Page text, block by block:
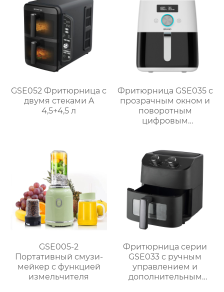
GSE052 Фритюрница с
двумя стеками A
4,5+4,5 л
Фритюрница GSE035 с
прозрачным окном и
поворотным
цифровым
GSE005-2
Портативный смузи-
мейкер с функцией
измельчителя
Фритюрница серии
GSE033 с ручным
управлением и
дополнительным